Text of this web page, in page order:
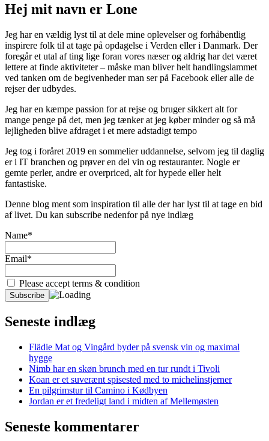
Hej mit navn er Lone
Jeg har en vældig lyst til at dele mine oplevelser og forhåbentlig
inspirere folk til at tage på opdagelse i Verden eller i Danmark. Der
foregår et utal af ting lige foran vores næser og aldrig har det været
lettere at finde aktiviteter – måske man bliver helt handlingslammet
ved tanken om de begivenheder man ser på Facebook eller alle de
rejser der udbydes.
Jeg har en kæmpe passion for at rejse og bruger sikkert alt for
mange penge på det, men jeg tænker at jeg køber minder og så må
lejligheden blive afdraget i et mere adstadigt tempo
Jeg tog i foråret 2019 en sommelier uddannelse, selvom jeg til daglig
er i IT branchen og prøver en del vin og restauranter. Nogle er
gemte perler, andre er overpriced, alt for hypede eller helt
fantastiske.
Denne blog ment som inspiration til alle der har lyst til at tage en bid
af livet. Du kan subscribe nedenfor på nye indlæg
Name*
Email*
Please accept terms & condition
Seneste indlæg
Flädie Mat og Vingård byder på svensk vin og maximal
hygge
Nimb har en skøn brunch med en tur rundt i Tivoli
Koan er et suverænt spisested med to michelinstjerner
En pilgrimstur til Camino i Kødbyen
Jordan er et fredeligt land i midten af Mellemøsten
Seneste kommentarer